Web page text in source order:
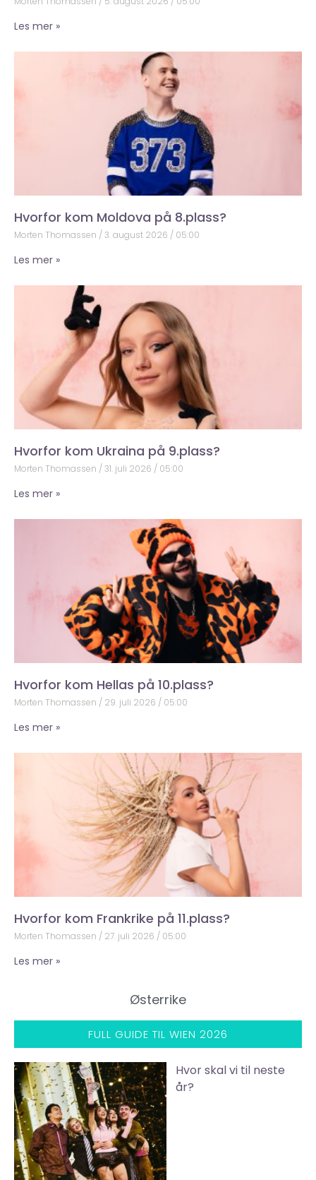
Les mer »
Hvorfor kom Moldova på 8.plass?
Morten Thomassen 3. august 2026 05:00
Les mer »
Hvorfor kom Ukraina på 9.plass?
Morten Thomassen 31. juli 2026 05:00
Les mer »
Hvorfor kom Hellas på 10.plass?
Morten Thomassen 29. juli 2026 05:00
Les mer »
Hvorfor kom Frankrike på 11.plass?
Morten Thomassen 27. juli 2026 05:00
Les mer »
Østerrike
FULL GUIDE TIL WIEN 2026
Hvor skal vi til neste
år?